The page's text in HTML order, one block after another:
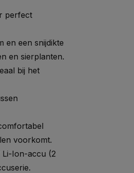
perfect
en een snijdikte
en sierplanten.
bij het
voorkomt.
Li-Ion-accu (2